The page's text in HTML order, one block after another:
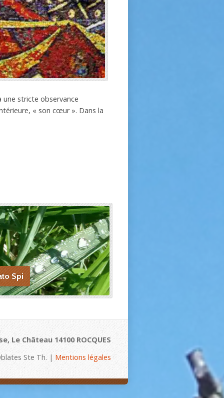
une stricte observance
« son cœur ». Dans la
Spi
Le Château 14100 ROCQUES
Ste Th. |Mentions légales